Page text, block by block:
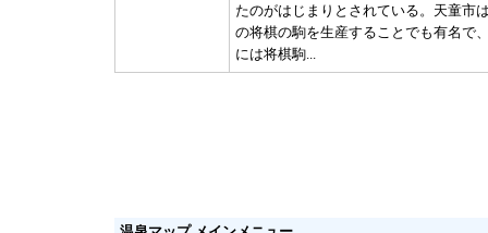
たのがはじまりとされている。天童市
の将棋の駒を生産することでも有名で
には将棋駒...